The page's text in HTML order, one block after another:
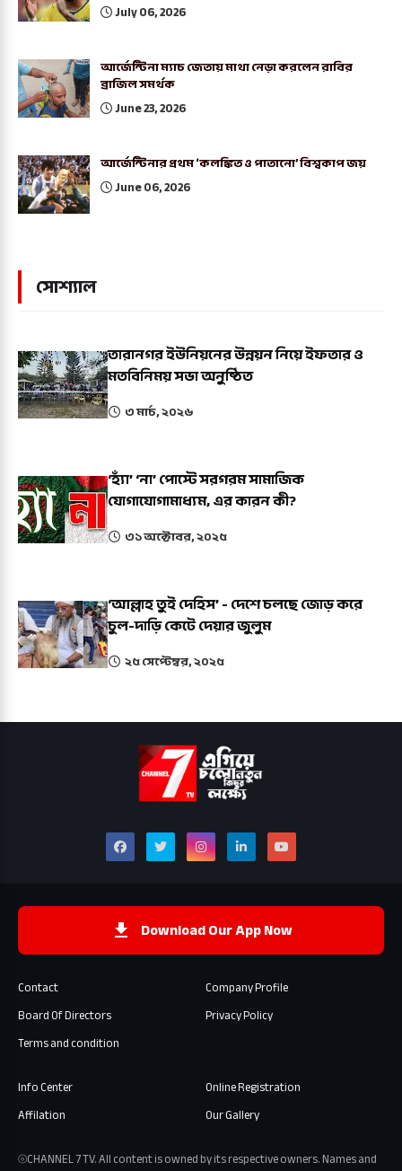
July 06, 2026
আর্জেন্টিনা ম্যাচ জেতায় মাথা নেড়া করলেন রাবির
ব্রাজিল সমর্থক
June 23, 2026
আর্জেন্টিনার প্রথম ‘কলঙ্কিত ও পাতানো’ বিশ্বকাপ জয়
June 06, 2026
সোশ্যাল
তারানগর ইউনিয়নের উন্নয়ন নিয়ে ইফতার ও
মতবিনিময় সভা অনুষ্ঠিত
৩ মার্চ, ২০২৬
‘হ্যাঁ’ ‘না’ পোস্টে সরগরম সামাজিক
যোগাযোগামাধ্যম, এর কারন কী?
৩১ অক্টোবর, ২০২৫
‘আল্লাহ তুই দেহিস’ - দেশে চলছে জোড় করে
চুল-দাড়ি কেটে দেয়ার জুলুম
২৫ সেপ্টেম্বর, ২০২৫
Download Our App Now
Contact
Company Profile
Board Of Directors
Privacy Policy
Terms and condition
Info Center
Online Registration
Affilation
Our Gallery
⦾CHANNEL 7 TV. All content is owned by its respective owners. Names and